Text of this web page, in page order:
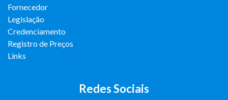
Fornecedor
Legislação
Credenciamento
Registro de Preços
Links
Redes Sociais